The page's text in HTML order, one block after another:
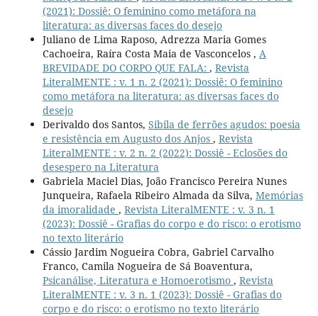
(2021): Dossiê: O feminino como metáfora na
literatura: as diversas faces do desejo
Juliano de Lima Raposo, Adrezza Maria Gomes
Cachoeira, Raíra Costa Maia de Vasconcelos , A
BREVIDADE DO CORPO QUE FALA: , Revista
LiteralMENTE : v. 1 n. 2 (2021): Dossiê: O feminino
como metáfora na literatura: as diversas faces do
desejo
Derivaldo dos Santos, Sibila de ferrões agudos: poesia
e resistência em Augusto dos Anjos , Revista
LiteralMENTE : v. 2 n. 2 (2022): Dossiê - Eclosões do
desespero na Literatura
Gabriela Maciel Dias, João Francisco Pereira Nunes
Junqueira, Rafaela Ribeiro Almada da Silva, Memórias
da imoralidade , Revista LiteralMENTE : v. 3 n. 1
(2023): Dossiê - Grafias do corpo e do risco: o erotismo
no texto literário
Cássio Jardim Nogueira Cobra, Gabriel Carvalho
Franco, Camila Nogueira de Sá Boaventura,
Psicanálise, Literatura e Homoerotismo , Revista
LiteralMENTE : v. 3 n. 1 (2023): Dossiê - Grafias do
corpo e do risco: o erotismo no texto literário